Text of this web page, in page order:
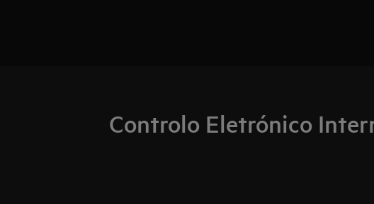
Controlo Eletrónico